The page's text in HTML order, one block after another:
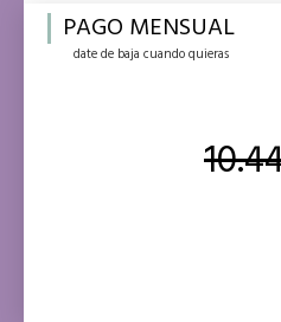
PAGO MENSUAL
date de baja cuando quieras